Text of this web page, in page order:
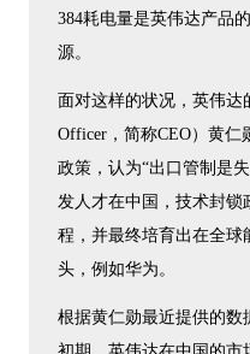
384耗电量是英伟达产品
源。
面对这样的状况，英伟达
Officer，简称CEO）黄仁
政策，认为“出口管制是
发人才在中国，技术封
程，并最终培育出在全球
头，例如华为。
根据黄仁勋最近提供的数